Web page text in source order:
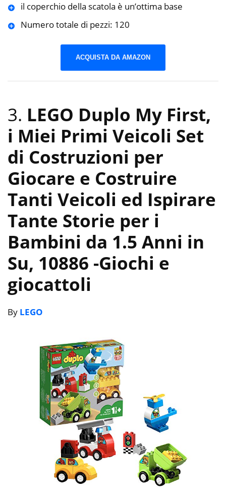
il coperchio della scatola è un’ottima base
Numero totale di pezzi: 120
ACQUISTA DA AMAZON
3. LEGO Duplo My First,
i Miei Primi Veicoli Set
di Costruzioni per
Giocare e Costruire
Tanti Veicoli ed Ispirare
Tante Storie per i
Bambini da 1.5 Anni in
Su, 10886 -Giochi e
giocattoli
By LEGO